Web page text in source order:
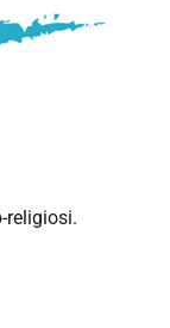
religiosi.